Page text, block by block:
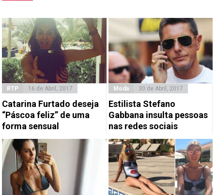
RTP 16 de Abril, 2017
Catarina Furtado deseja
“Páscoa feliz” de uma
forma sensual
Moda 30 de Abril, 2017
Estilista Stefano
Gabbana insulta pessoas
nas redes sociais